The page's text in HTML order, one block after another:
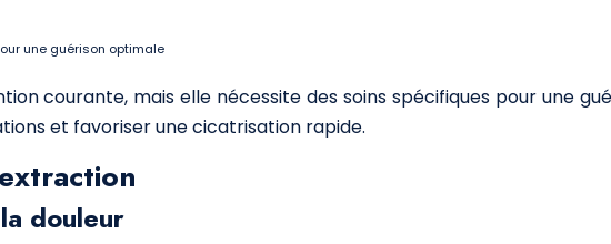
une guérison optimale
courante, mais elle nécessite des soins spécifiques pour une
et favoriser une cicatrisation rapide.
douleur